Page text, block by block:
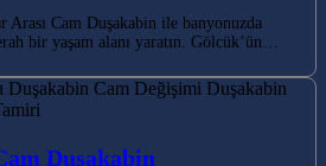
Cam Duşakabin ile banyonuzda
bir yaşam alanı yaratın. Gölcük’ün…
Duşakabin